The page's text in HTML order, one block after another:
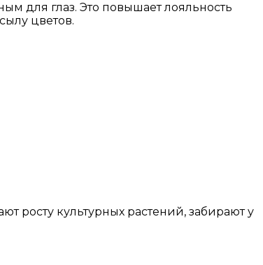
для глаз. Это повышает лояльность
цветов.